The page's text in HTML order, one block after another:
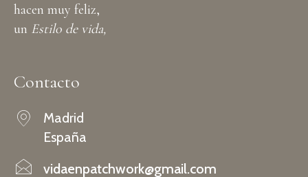
hacen muy feliz,
un Estilo de vida,
Contacto
Madrid
España
vidaenpatchwork@gmail.com